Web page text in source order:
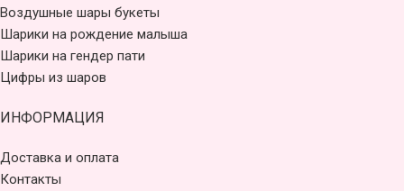
Воздушные шары букеты
Шарики на рождение малыша
Шарики на гендер пати
Цифры из шаров
ИНФОРМАЦИЯ
Доставка и оплата
Контакты